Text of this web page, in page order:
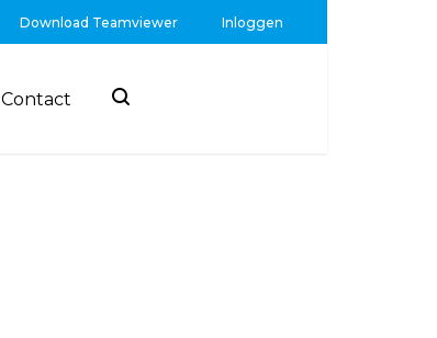
Download Teamviewer Inloggen
Contact